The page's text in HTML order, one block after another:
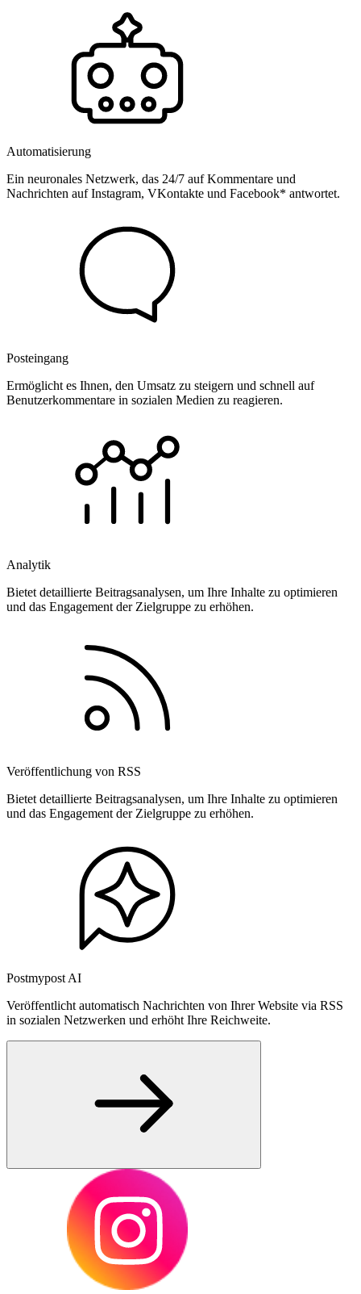
Automatisierung
Ein neuronales Netzwerk, das 24/7 auf Kommentare und
Nachrichten auf Instagram, VKontakte und Facebook* antwortet.
Posteingang
Ermöglicht es Ihnen, den Umsatz zu steigern und schnell auf
Benutzerkommentare in sozialen Medien zu reagieren.
Analytik
Bietet detaillierte Beitragsanalysen, um Ihre Inhalte zu optimieren
und das Engagement der Zielgruppe zu erhöhen.
Veröffentlichung von RSS
Bietet detaillierte Beitragsanalysen, um Ihre Inhalte zu optimieren
und das Engagement der Zielgruppe zu erhöhen.
Postmypost AI
Veröffentlicht automatisch Nachrichten von Ihrer Website via RSS
in sozialen Netzwerken und erhöht Ihre Reichweite.